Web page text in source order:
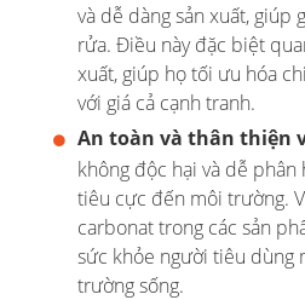
và dễ dàng sản xuất, giúp
rửa. Điều này đặc biệt
xuất, giúp họ tối ưu hóa
với giá cả cạnh tranh.
An toàn và thân thiện
không độc hại và dễ
tiêu cực đến môi trường.
carbonat trong các sản
sức khỏe người tiêu dùng
trường sống.